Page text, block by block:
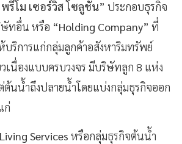
รีโม เซอร์วิส โซลูชั่น” ประกอบธุรกิจ
ษัทอื่น หรือ “Holding Company” ที่
บริการแก่กลุ่มลูกค้าอสังหาริมทรัพย์
เนื่องแบบครบวงจร มีบริษัทลูก 8 แห่ง
ต้นน้ำถึงปลายน้ำโดยแบ่งกลุ่มธุรกิจออก
ก่
Services หรือกลุ่มธุรกิจต้นน้ำ